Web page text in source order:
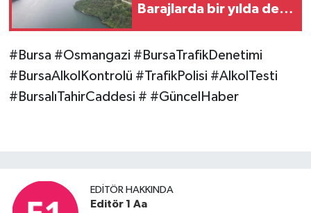
Barajlarda bir yılda dev
#Bursa #Osmangazi #BursaTrafikDenetimi
#BursaAlkolKontrolü #TrafikPolisi #AlkolTesti
#BursalıTahirCaddesi # #GüncelHaber
EDITÖR HAKKINDA
Editör 1 Aa